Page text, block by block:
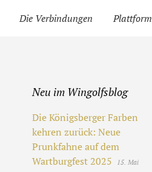
Die Verbindungen Plattform
Neu im Wingolfsblog
Die Königsberger Farben
kehren zurück: Neue
Prunkfahne auf dem
Wartburgfest 2025
15. Mai